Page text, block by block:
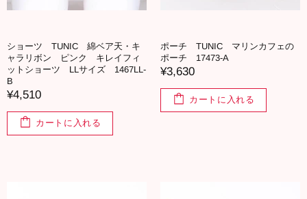
ショーツ TUNIC 綿ベア天・キ
ャラリボン ピンク キレイフィ
ットショーツ LLサイズ 1467LL-
B
¥4,510
カートに入れる
ポーチ TUNIC マリンカフェの
ポーチ 17473-A
¥3,630
カートに入れる